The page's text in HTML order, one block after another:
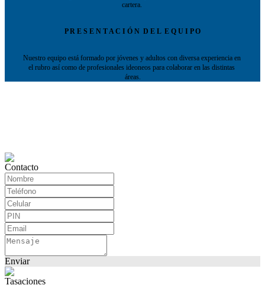
cartera.
P R E S E N T A C I Ó N  D E L  E Q U I P O
Nuestro equipo está formado por jóvenes y adultos con diversa experiencia en
el rubro así como de profesionales ideoneos para colaborar en las distintas
áreas.
Contacto
Enviar
Tasaciones